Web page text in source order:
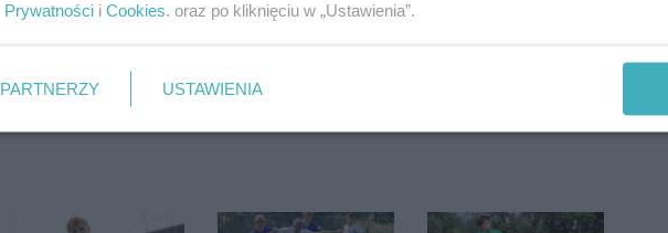
Prywatności i Cookies. oraz po kliknięciu w „Ustawienia”.
PARTNERZY USTAWIENIA